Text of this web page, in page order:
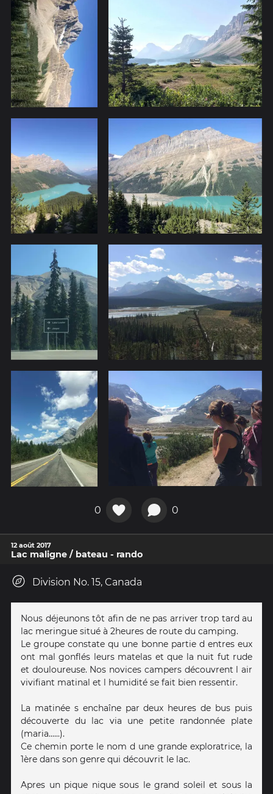
0 0
12 août 2017
Lac maligne / bateau - rando
Division No. 15, Canada
Nous déjeunons tôt afin de ne pas arriver trop tard au
lac meringue situé à 2heures de route du camping.
Le groupe constate qu une bonne partie d entres eux
ont mal gonflés leurs matelas et que la nuit fut rude
et douloureuse. Nos novices campers découvrent l air
vivifiant matinal et l humidité se fait bien ressentir.
La matinée s enchaîne par deux heures de bus puis
découverte du lac via une petite randonnée plate
(maria......).
Ce chemin porte le nom d une grande exploratrice, la
1ère dans son genre qui découvrit le lac.
Apres un pique nique sous le grand soleil et sous la